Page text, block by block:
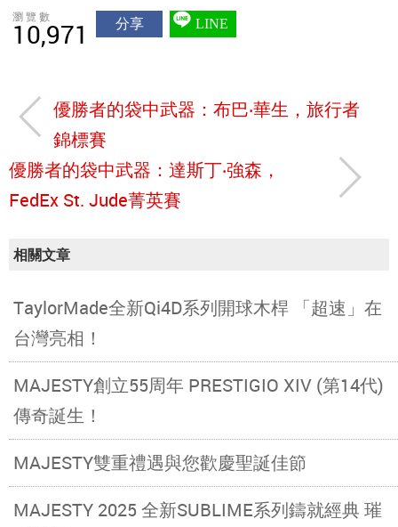
瀏覽數
10,971 分享 LINE
優勝者的袋中武器：布巴‧華生，旅行者
錦標賽
優勝者的袋中武器：達斯丁‧強森，
FedEx St. Jude菁英賽
相關文章
TaylorMade全新Qi4D系列開球木桿 「超速」在
台灣亮相！
MAJESTY創立55周年 PRESTIGIO XIV (第14代)
傳奇誕生！
MAJESTY雙重禮遇與您歡慶聖誕佳節
MAJESTY 2025 全新SUBLIME系列鑄就經典 璀